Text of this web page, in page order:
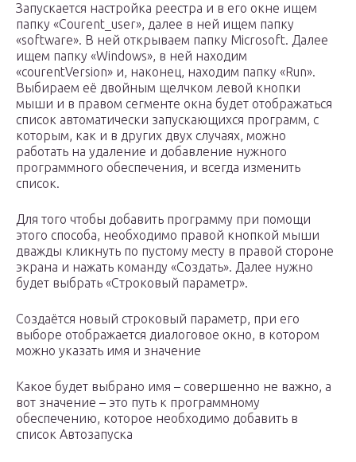
Запускается настройка реестра и в его окне ищем
папку «Courent_user», далее в ней ищем папку
«software». В ней открываем папку Microsoft. Далее
ищем папку «Windows», в ней находим
«courentVersion» и, наконец, находим папку «Run».
Выбираем её двойным щелчком левой кнопки
мыши и в правом сегменте окна будет отображаться
список автоматически запускающихся программ, с
которым, как и в других двух случаях, можно
работать на удаление и добавление нужного
программного обеспечения, и всегда изменить
список.
Для того чтобы добавить программу при помощи
этого способа, необходимо правой кнопкой мыши
дважды кликнуть по пустому месту в правой стороне
экрана и нажать команду «Создать». Далее нужно
будет выбрать «Строковый параметр».
Создаётся новый строковый параметр, при его
выборе отображается диалоговое окно, в котором
можно указать имя и значение
Какое будет выбрано имя – совершенно не важно, а
вот значение – это путь к программному
обеспечению, которое необходимо добавить в
список Автозапуска